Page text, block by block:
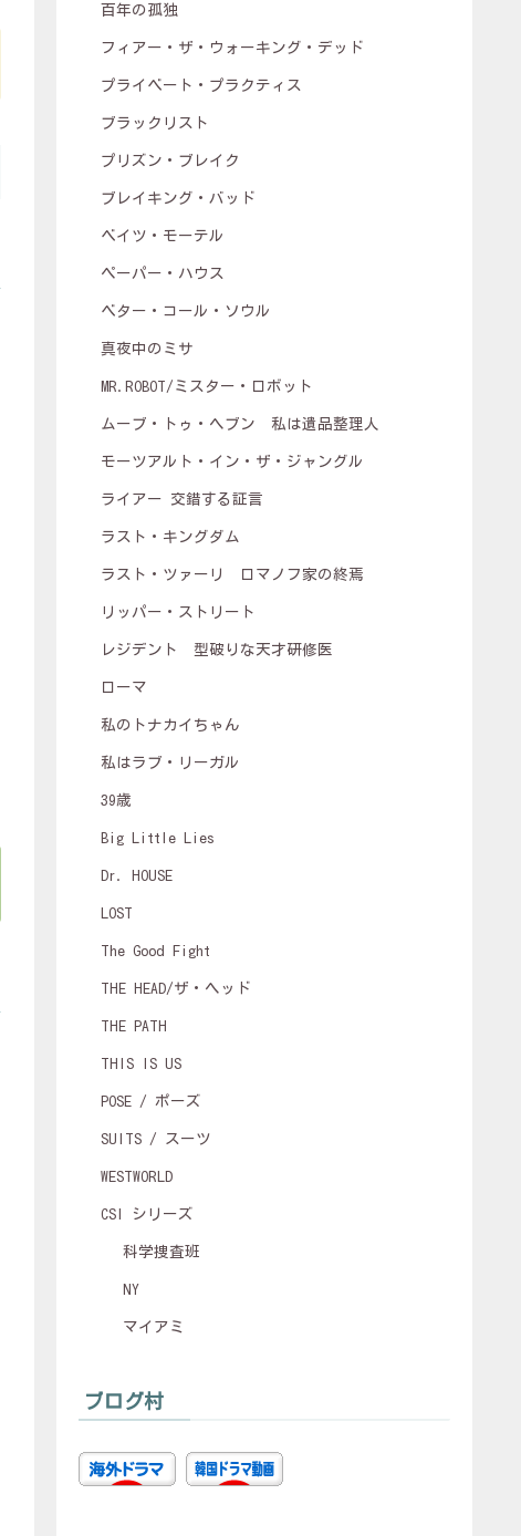
百年の孤独
フィアー・ザ・ウォーキング・デッド
プライベート・プラクティス
ブラックリスト
プリズン・ブレイク
ブレイキング・バッド
ベイツ・モーテル
ペーパー・ハウス
ベター・コール・ソウル
真夜中のミサ
MR.ROBOT/ミスター・ロボット
ムーブ・トゥ・ヘブン 私は遺品整理人
モーツアルト・イン・ザ・ジャングル
ライアー 交錯する証言
ラスト・キングダム
ラスト・ツァーリ ロマノフ家の終焉
リッパー・ストリート
レジデント 型破りな天才研修医
ローマ
私のトナカイちゃん
私はラブ・リーガル
39歳
Big Little Lies
Dr. HOUSE
LOST
The Good Fight
THE HEAD/ザ・ヘッド
THE PATH
THIS IS US
POSE / ポーズ
SUITS / スーツ
WESTWORLD
CSI シリーズ
科学捜査班
NY
マイアミ
ブログ村